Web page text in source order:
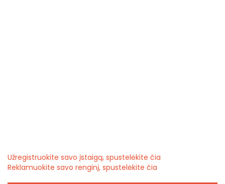
Užregistruokite savo įstaigą, spustelėkite čia
Reklamuokite savo renginį, spustelėkite čia